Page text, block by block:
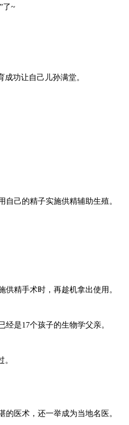
了~
功让自己儿孙满堂。
己的精子实施供精辅助生殖。
精手术时，再趁机拿出使用。
是17个孩子的生物学父亲。
医术，还一举成为当地名医。